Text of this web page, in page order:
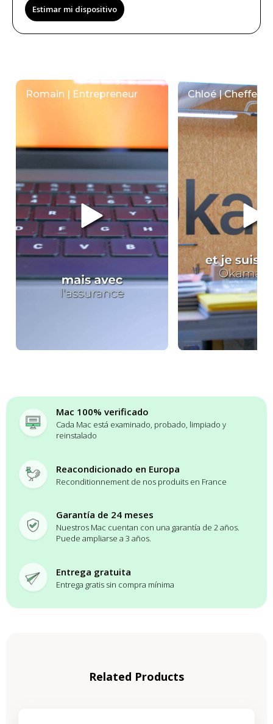
Estimar mi dispositivo
Mac 100% verificado
Cada Mac está examinado, probado, limpiado y
reinstalado
Reacondicionado en Europa
Reconditionnement de nos produits en France
Garantía de 24 meses
Nuestros Mac cuentan con una garantía de 2 años.
Puede ampliarse a 3 años.
Entrega gratuita
Entrega gratis sin compra mínima
Related Products